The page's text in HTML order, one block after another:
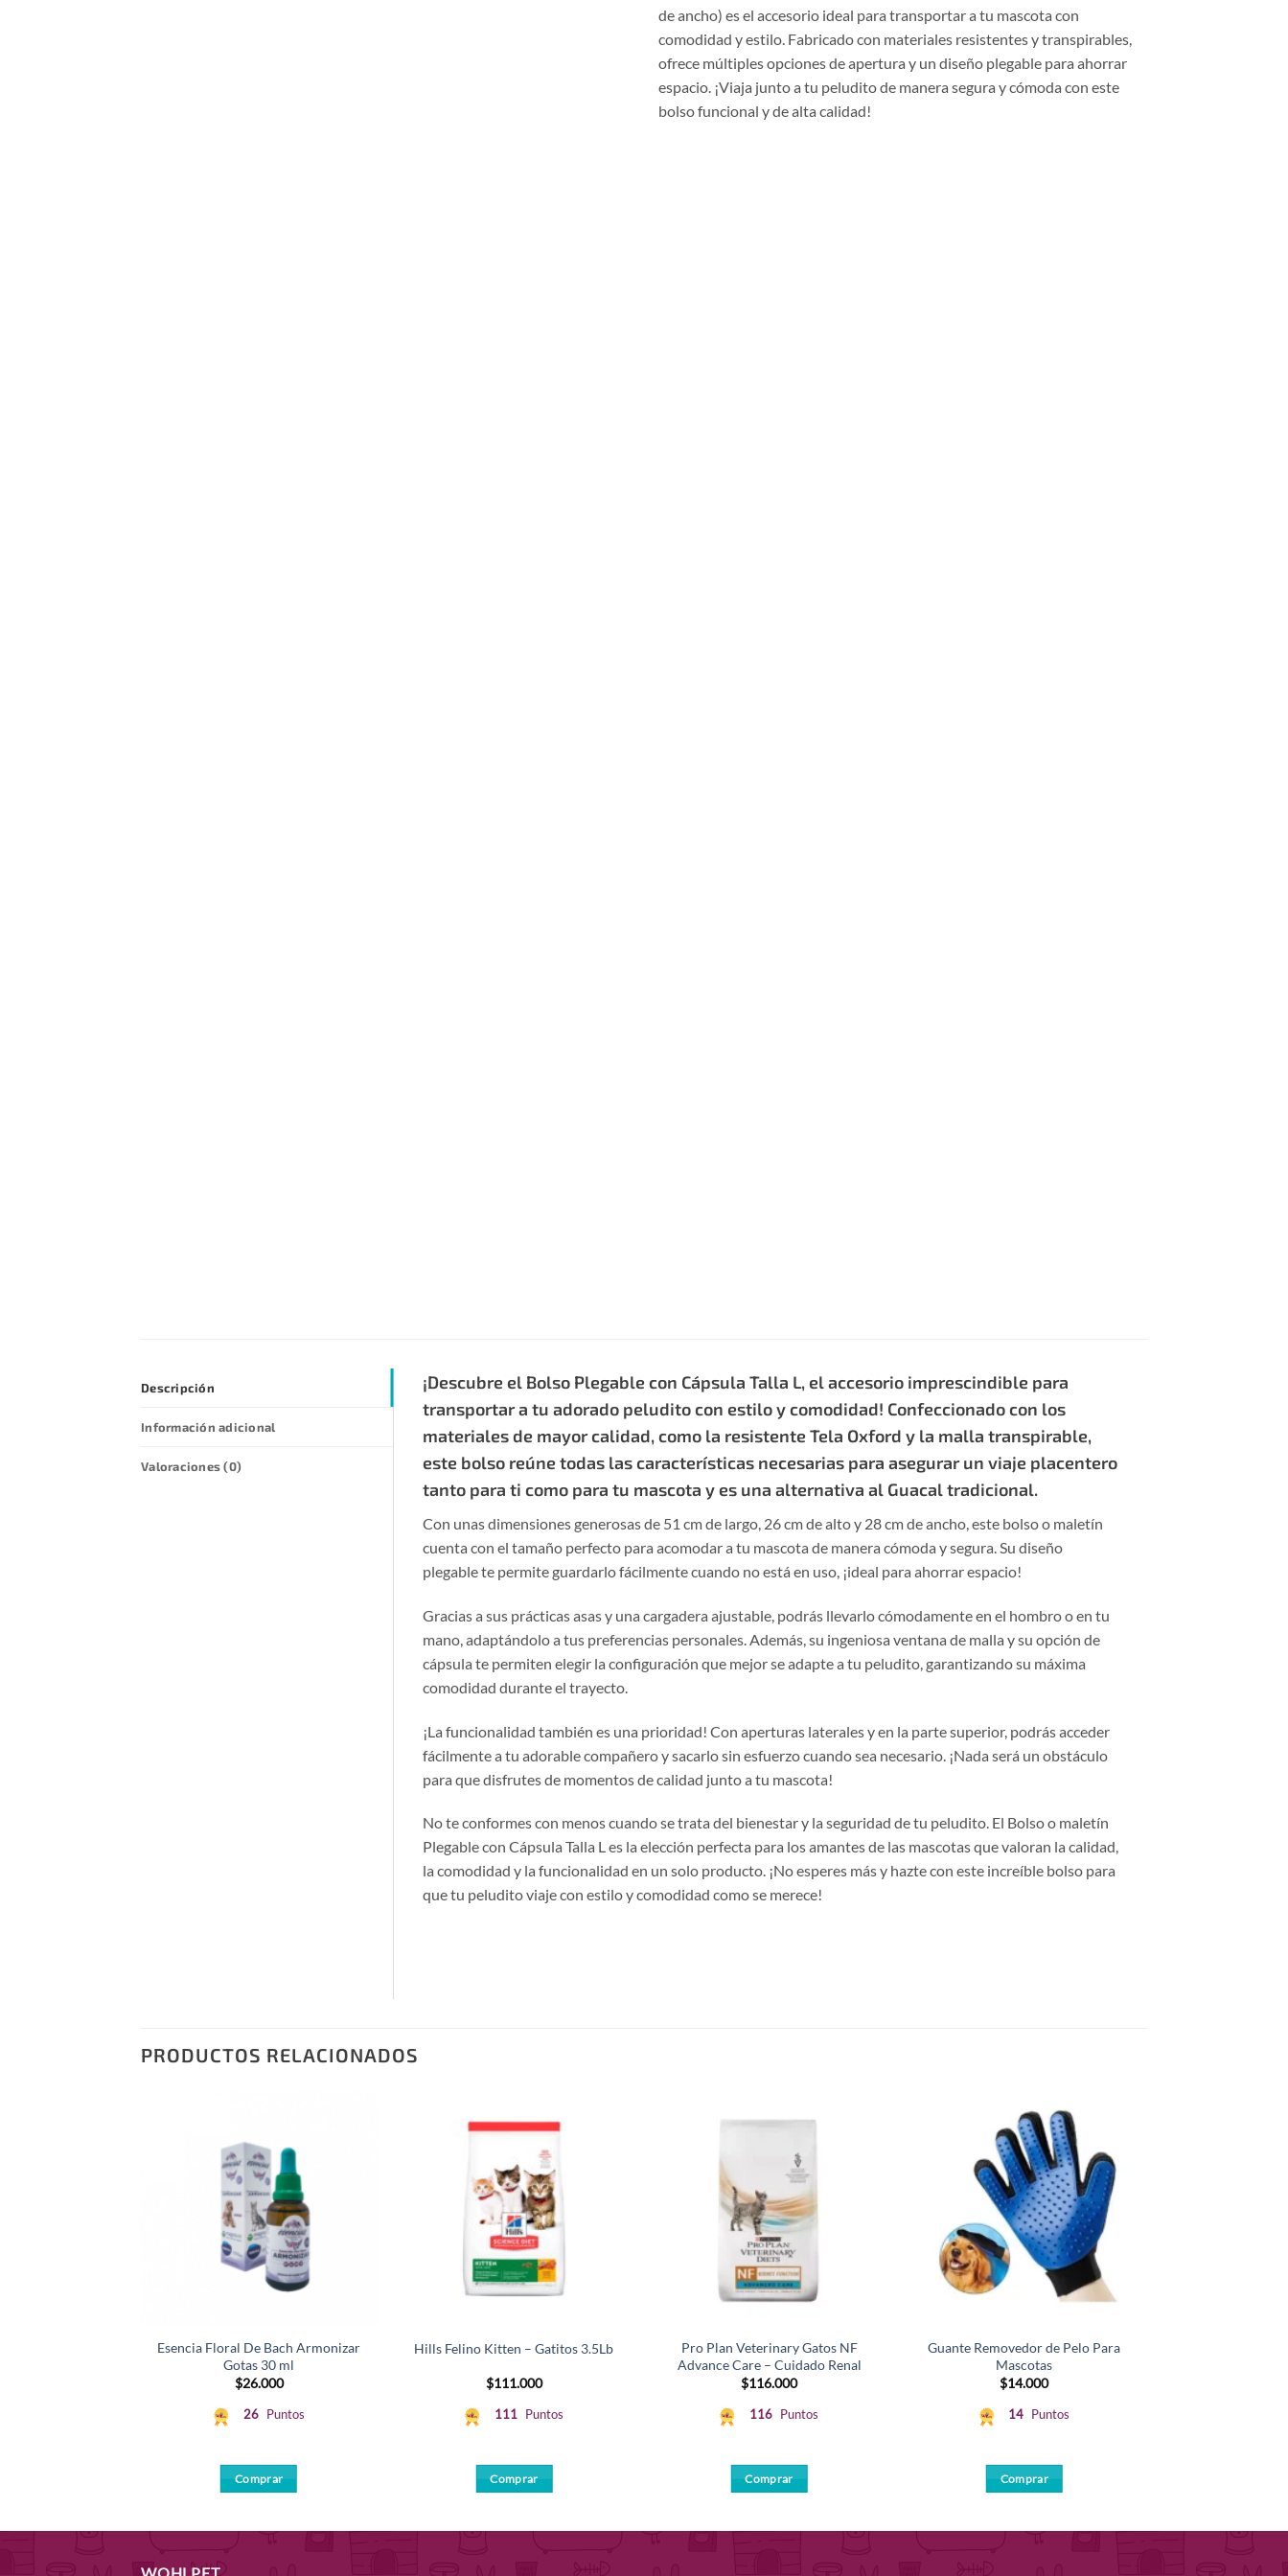
de ancho) es el accesorio ideal para transportar a tu mascota con
comodidad y estilo. Fabricado con materiales resistentes y transpirables,
ofrece múltiples opciones de apertura y un diseño plegable para ahorrar
espacio. ¡Viaja junto a tu peludito de manera segura y cómoda con este
bolso funcional y de alta calidad!
Descripción
Información adicional
Valoraciones (0)
¡Descubre el Bolso Plegable con Cápsula Talla L, el accesorio imprescindible para
transportar a tu adorado peludito con estilo y comodidad! Confeccionado con los
materiales de mayor calidad, como la resistente Tela Oxford y la malla transpirable,
este bolso reúne todas las características necesarias para asegurar un viaje placentero
tanto para ti como para tu mascota y es una alternativa al Guacal tradicional.
Con unas dimensiones generosas de 51 cm de largo, 26 cm de alto y 28 cm de ancho, este bolso o maletín
cuenta con el tamaño perfecto para acomodar a tu mascota de manera cómoda y segura. Su diseño
plegable te permite guardarlo fácilmente cuando no está en uso, ¡ideal para ahorrar espacio!
Gracias a sus prácticas asas y una cargadera ajustable, podrás llevarlo cómodamente en el hombro o en tu
mano, adaptándolo a tus preferencias personales. Además, su ingeniosa ventana de malla y su opción de
cápsula te permiten elegir la configuración que mejor se adapte a tu peludito, garantizando su máxima
comodidad durante el trayecto.
¡La funcionalidad también es una prioridad! Con aperturas laterales y en la parte superior, podrás acceder
fácilmente a tu adorable compañero y sacarlo sin esfuerzo cuando sea necesario. ¡Nada será un obstáculo
para que disfrutes de momentos de calidad junto a tu mascota!
No te conformes con menos cuando se trata del bienestar y la seguridad de tu peludito. El Bolso o maletín
Plegable con Cápsula Talla L es la elección perfecta para los amantes de las mascotas que valoran la calidad,
la comodidad y la funcionalidad en un solo producto. ¡No esperes más y hazte con este increíble bolso para
que tu peludito viaje con estilo y comodidad como se merece!
PRODUCTOS RELACIONADOS
Esencia Floral De Bach Armonizar
Gotas 30 ml
$26.000
26 Puntos
Comprar
Hills Felino Kitten – Gatitos 3.5Lb
$111.000
111 Puntos
Comprar
Pro Plan Veterinary Gatos NF
Advance Care – Cuidado Renal
$116.000
116 Puntos
Comprar
Guante Removedor de Pelo Para
Mascotas
$14.000
14 Puntos
Comprar